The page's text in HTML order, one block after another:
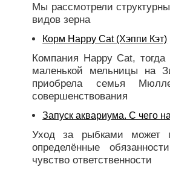
Мы рассмотрели
видов зерна
Корм Happy Cat (Хэппи Кэт)
Компания Happy Cat,
маленькой мельницы на
приобрела семья
совершенствования
Запуск аквариума. С чего
Уход за рыбками может
определённые
чувство ответственности